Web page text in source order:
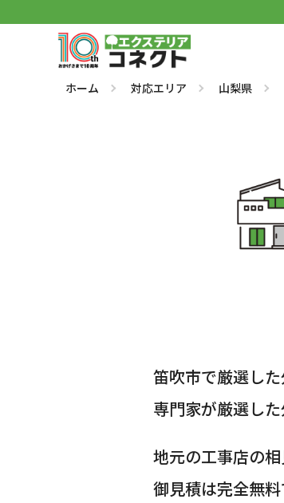
ホーム 対応エリア 山梨県
笛吹市で厳選し
専門家が厳選し
地元の工事店の
御見積は完全無